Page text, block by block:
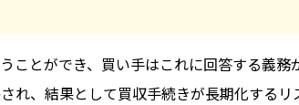
とができ、買い手はこれに回答する義務
れ、結果として買収手続きが長期化するリ